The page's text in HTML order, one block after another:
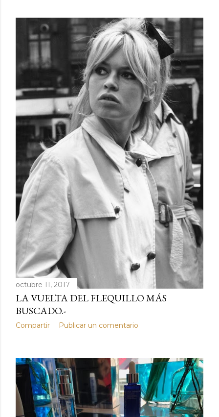
octubre 11, 2017
LA VUELTA DEL FLEQUILLO MÁS
BUSCADO.-
Compartir Publicar un comentario